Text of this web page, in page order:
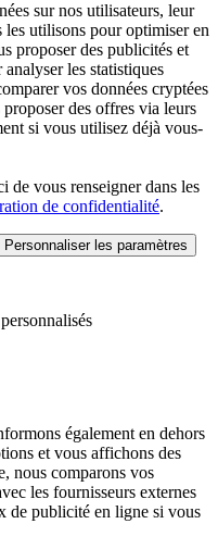
sur nos utilisateurs, leur
utilisons pour optimiser en
proposer des publicités et
les statistiques
vos données cryptées
des offres via leurs
si vous utilisez déjà vous-
de vous renseigner dans les
de confidentialité.
Personnaliser les paramètres
également en dehors
et vous affichons des
nous comparons vos
les fournisseurs externes
de publicité en ligne si vous